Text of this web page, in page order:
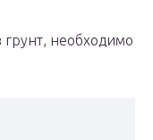
грунт, необходимо